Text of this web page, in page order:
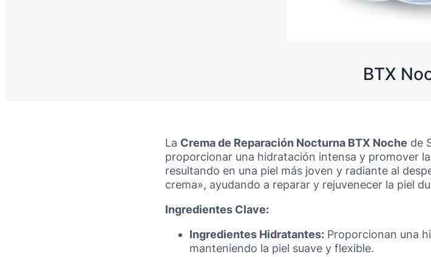
BTX
La Crema de Reparación Nocturna BTX Noche de
proporcionar una hidratación intensa y promover
resultando en una piel más joven y radiante al
crema», ayudando a reparar y rejuvenecer la piel
Ingredientes Clave:
Ingredientes Hidratantes: Proporcionan una
manteniendo la piel suave y flexible.